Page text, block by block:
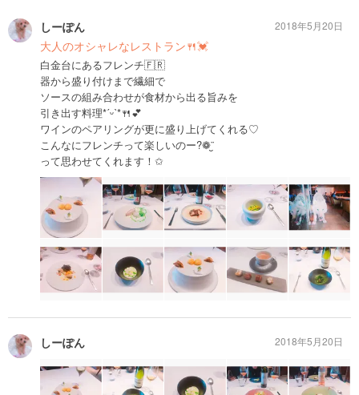
しーぽん
大人のオシャレなレストラン🍴💓
白金台にあるフレンチ🇫🇷
器から盛り付けまで繊細で
ソースの組み合わせが食材から出る旨みを
引き出す料理*ˊᵕˋ*🍴💕
ワインのペアリングが更に盛り上げてくれる♡
こんなにフレンチって楽しいのー?❁¨̮
って思わせてくれます！✩
2018年5月20日
しーぽん 2018年5月20日